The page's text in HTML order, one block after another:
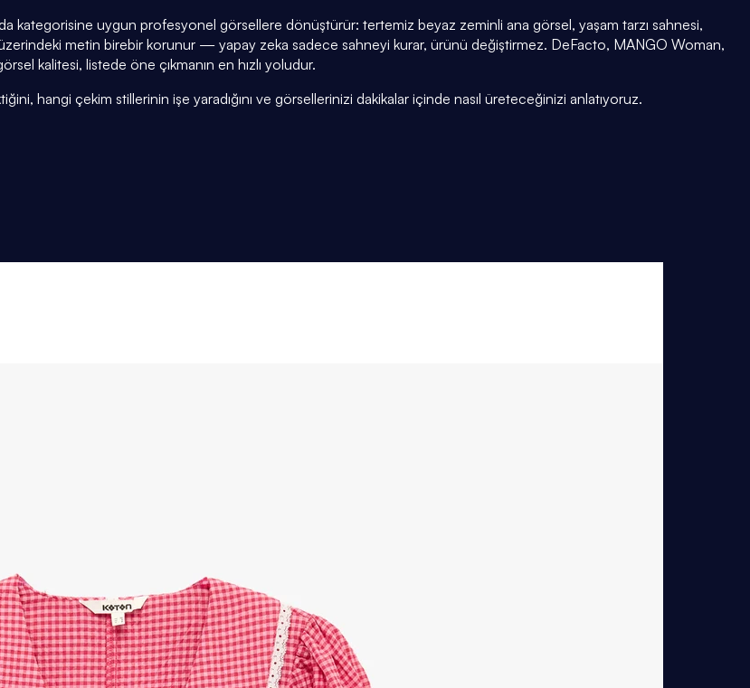
uygun profesyonel görsellere dönüştürür: tertemiz beyaz zeminli ana görsel, yaşam tarzı sahnesi,
metin birebir korunur — yapay zeka sadece sahneyi kurar, ürünü değiştirmez. DeFacto, MANGO Woman,
kalitesi, listede öne çıkmanın en hızlı yoludur.
hangi çekim stillerinin işe yaradığını ve görsellerinizi dakikalar içinde nasıl üreteceğinizi anlatıyoruz.